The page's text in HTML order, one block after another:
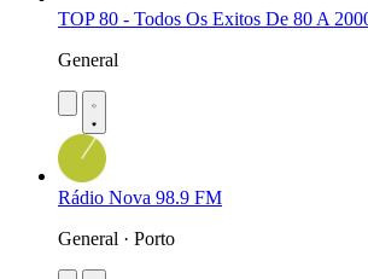
TOP 80 - Todos Os Exitos De 80 A
General
Rádio Nova 98.9 FM
General · Porto